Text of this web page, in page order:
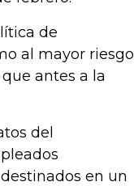
de
al mayor riesgo
antes a la
del
en un